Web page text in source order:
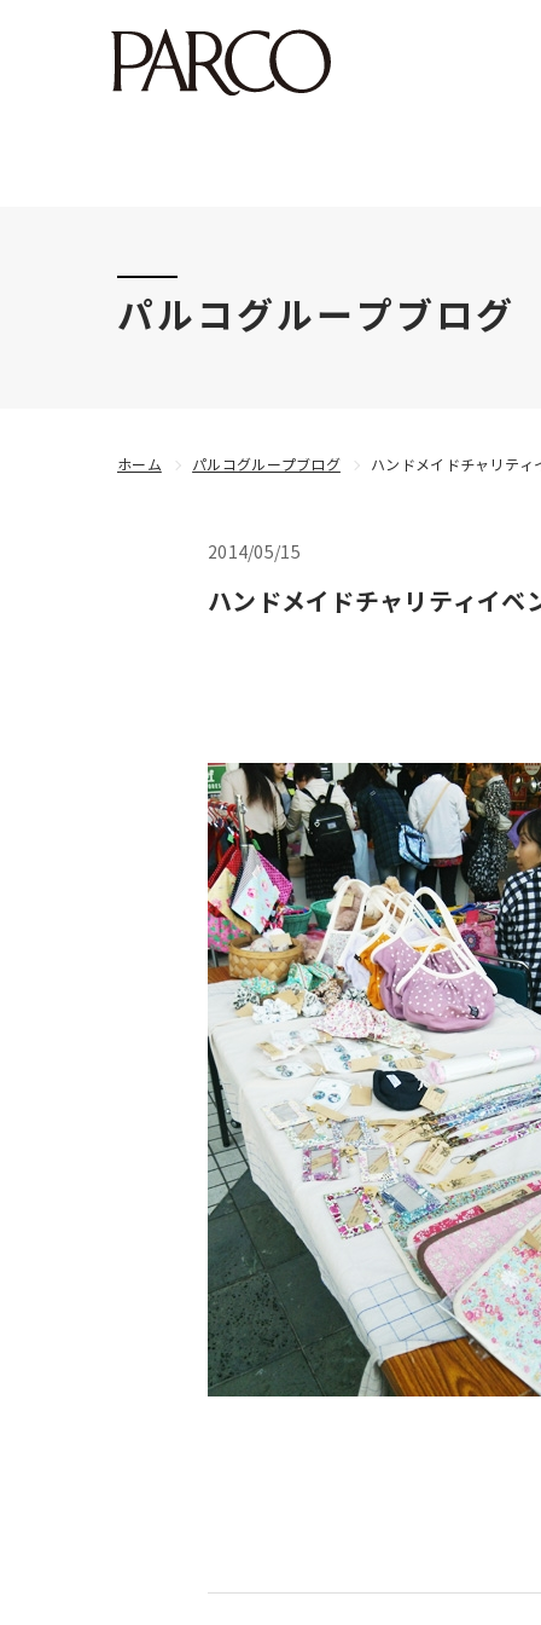
このたびの令和8年熊本地震により被害にあわれ
パルコグループブログ
2014/05/15
ハンドメイドチャリティイベ
ホーム パルコグループブログ ハンドメイドチャリテ